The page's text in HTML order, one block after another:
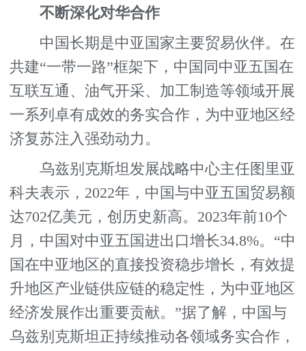
不断深化对华合作
中国长期是中亚国家主要贸易伙伴。在
共建“一带一路”框架下，中国同中亚五国在
互联互通、油气开采、加工制造等领域开展
一系列卓有成效的务实合作，为中亚地区经
济复苏注入强劲动力。
乌兹别克斯坦发展战略中心主任图里亚
科夫表示，2022年，中国与中亚五国贸易额
达702亿美元，创历史新高。2023年前10个
月，中国对中亚五国进出口增长34.8%。“中
国在中亚地区的直接投资稳步增长，有效提
升地区产业链供应链的稳定性，为中亚地区
经济发展作出重要贡献。”据了解，中国与
乌兹别克斯坦正持续推动各领域务实合作，